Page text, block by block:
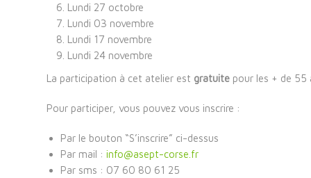
Lundi 27 octobre
Lundi 03 novembre
Lundi 17 novembre
Lundi 24 novembre
La participation à cet atelier est gratuite pour les + de 55
Pour participer, vous pouvez vous inscrire :
Par le bouton “S’inscrire” ci-dessus
Par mail : info@asept-corse.fr
Par sms : 07 60 80 61 25